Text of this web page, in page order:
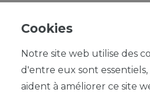
UVP 10,00 €
1,07 EUR
Cookies
Notre site web utilise des
d'entre eux sont
aident à améliorer ce site